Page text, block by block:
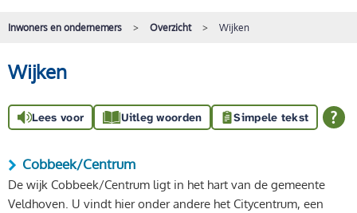
Inwoners en ondernemers Overzicht Wijken
Wijken
Lees voor Uitleg woorden Simpele tekst
Cobbeek/Centrum
De wijk Cobbeek/Centrum ligt in het hart van de gemeente
Veldhoven. U vindt hier onder andere het Citycentrum, een